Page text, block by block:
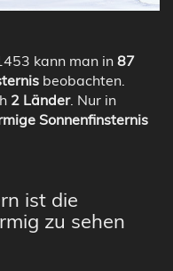
kann man in 87
beobachten.
2 Länder. Nur in
Sonnenfinsternis
ist die
zu sehen